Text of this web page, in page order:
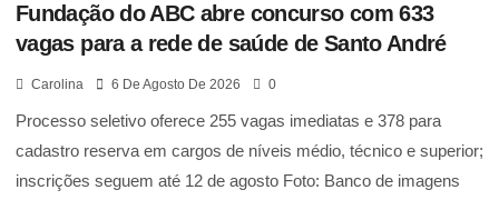
Fundação do ABC abre concurso com 633
vagas para a rede de saúde de Santo André
Carolina 6 De Agosto De 2026 0
Processo seletivo oferece 255 vagas imediatas e 378 para
cadastro reserva em cargos de níveis médio, técnico e superior;
inscrições seguem até 12 de agosto Foto: Banco de imagens